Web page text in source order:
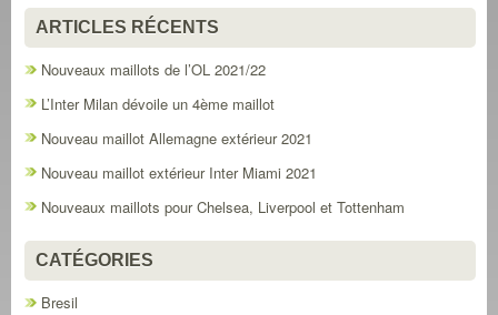
ARTICLES RÉCENTS
Nouveaux maillots de l’OL 2021/22
L’Inter Milan dévoile un 4ème maillot
Nouveau maillot Allemagne extérieur 2021
Nouveau maillot extérieur Inter Miami 2021
Nouveaux maillots pour Chelsea, Liverpool et Tottenham
CATÉGORIES
Bresil